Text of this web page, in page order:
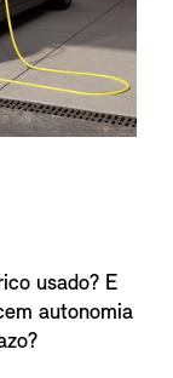
usado? E
autonomia